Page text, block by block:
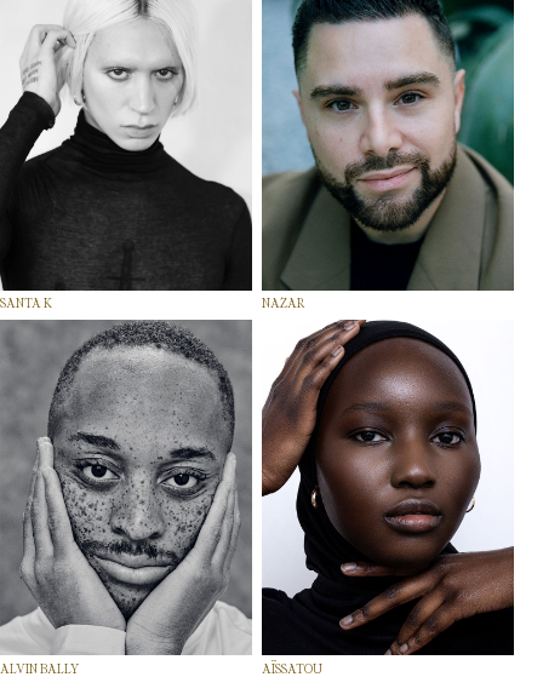
SANTA K NAZAR
ALVIN BALLY AÏSSATOU